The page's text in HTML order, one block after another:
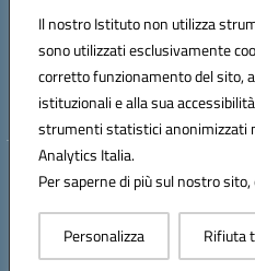
Il nostro Istituto non utilizza
sono utilizzati esclusivamente
corretto funzionamento del sito,
istituzionali e alla sua
strumenti statistici anonimizzati
Analytics Italia.
Per saperne di più sul nostro
Personalizza Rifiuta
Codice fiscale: 80010130617
Codice meccanografico:CEIC8AB009
Codice Indice delle Pubbliche
Codice unico di fatturazione (CUF):
Hosting & Powered
Concept &